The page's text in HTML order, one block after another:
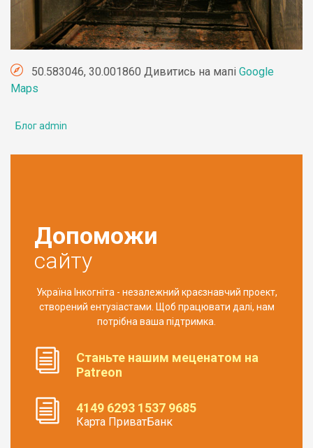
50.583046, 30.001860 Дивитись на мапі Google
Maps
Блог admin
Допоможи
сайту
Україна Інкогніта - незалежний краєзнавчий проект,
створений ентузіастами. Щоб працювати далі, нам
потрібна ваша підтримка.
Станьте нашим меценатом на
Patreon
4149 6293 1537 9685
Карта ПриватБанк